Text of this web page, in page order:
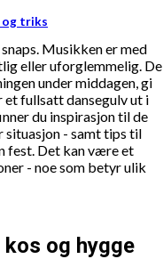
triks
Musikken er med
eller uforglemmelig. De
under middagen, gi
et fullsatt dansegulv ut i
du inspirasjon til de
situasjon - samt tips til
fest. Det kan være et
- noe som betyr ulik
og hygge